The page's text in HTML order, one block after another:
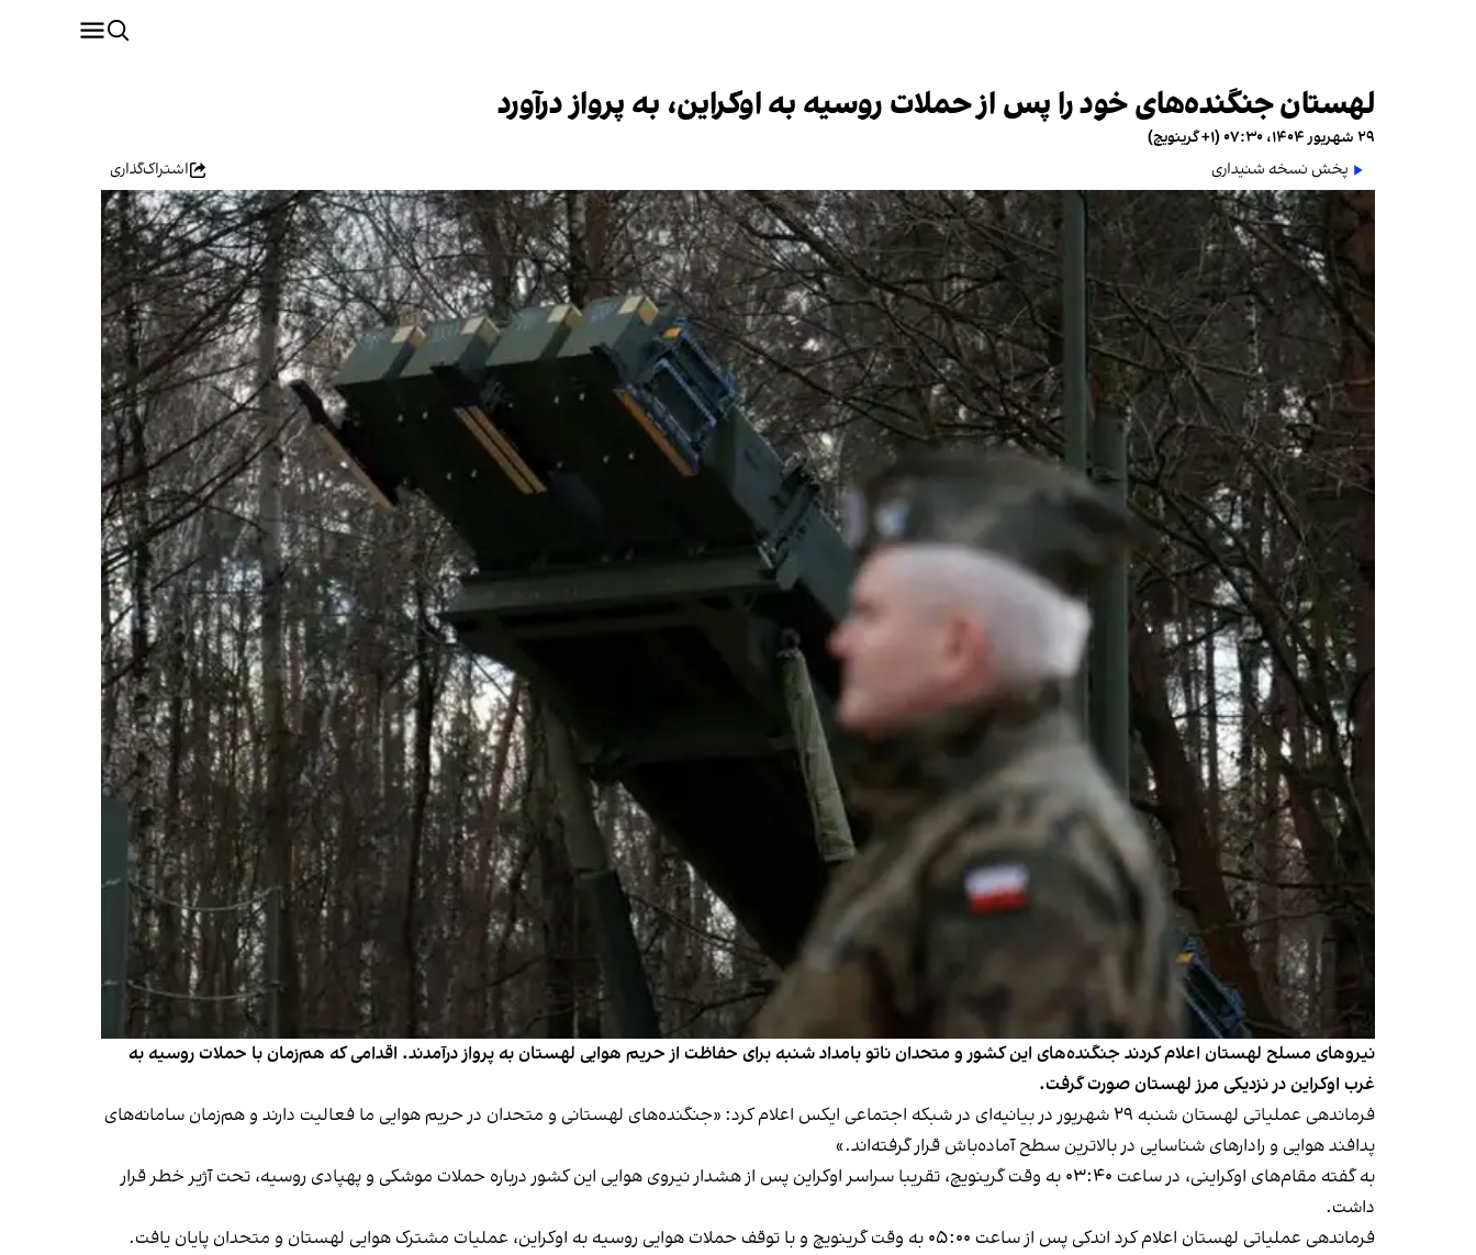
لهستان جنگنده‌های خود را پس از حملات روسیه به اوکراین، به پرواز درآورد
۲۹ شهریور ۱۴۰۴، ۰۷:۳۰ (‎+۱ گرینویچ)
پخش نسخه شنیداری
اشتراک‌گذاری
نیروهای مسلح لهستان اعلام کردند جنگنده‌های این کشور و متحدان ناتو بامداد شنبه برای حفاظت از حریم هوایی لهستان به پرواز درآمدند. اقدامی که هم‌زمان با حملات روسیه به
غرب اوکراین در نزدیکی مرز لهستان صورت گرفت.
فرماندهی عملیاتی لهستان شنبه ۲۹ شهریور در بیانیه‌ای در شبکه اجتماعی ایکس اعلام کرد: «جنگنده‌های لهستانی و متحدان در حریم هوایی ما فعالیت دارند و هم‌زمان سامانه‌های
پدافند هوایی و رادارهای شناسایی در بالاترین سطح آماده‌باش قرار گرفته‌اند.»
به گفته مقام‌های اوکراینی، در ساعت ۰۳:۴۰ به وقت گرینویچ، تقریبا سراسر اوکراین پس از هشدار نیروی هوایی این کشور درباره حملات موشکی و پهپادی روسیه، تحت آژیر خطر قرار
داشت.
فرماندهی عملیاتی لهستان اعلام کرد اندکی پس از ساعت ۰۵:۰۰ به وقت گرینویچ و با توقف حملات هوایی روسیه به اوکراین، عملیات مشترک هوایی لهستان و متحدان پایان یافت.